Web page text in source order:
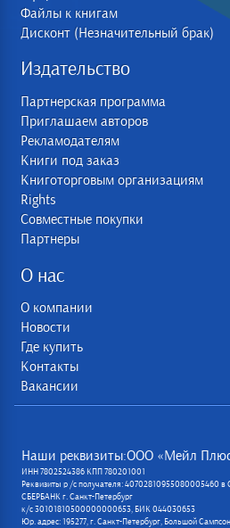
Файлы к книгам
Дисконт (Незначительный брак)
Издательство
Партнерская программа
Приглашаем авторов
Рекламодателям
Книги под заказ
Книготорговым организациям
Rights
Совместные покупки
Партнеры
О нас
О компании
Новости
Где купить
Контакты
Вакансии
Наши реквизиты:ООО «Мейл
ИНН 7802524386 КПП 780201001
Реквизиты р /с получателя:
СБЕРБАНК г. Санкт-Петербург
к/с 30101810500000000653, БИК 044030653
Юр. адрес: 195277, г. Санкт-Петербург, Большой